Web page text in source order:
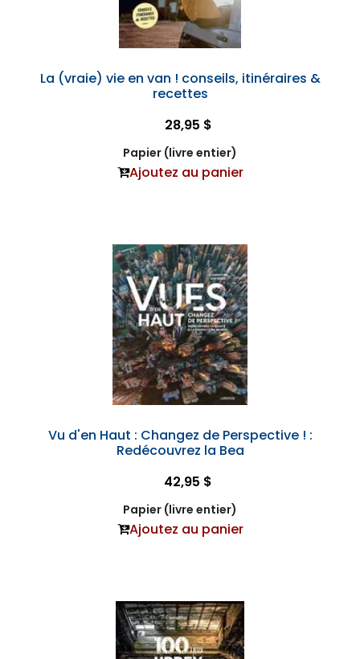
La (vraie) vie en van ! conseils, itinéraires &
recettes
28,95 $
Papier (livre entier)
Ajoutez au panier
Vu d'en Haut : Changez de Perspective ! :
Redécouvrez la Bea
42,95 $
Papier (livre entier)
Ajoutez au panier